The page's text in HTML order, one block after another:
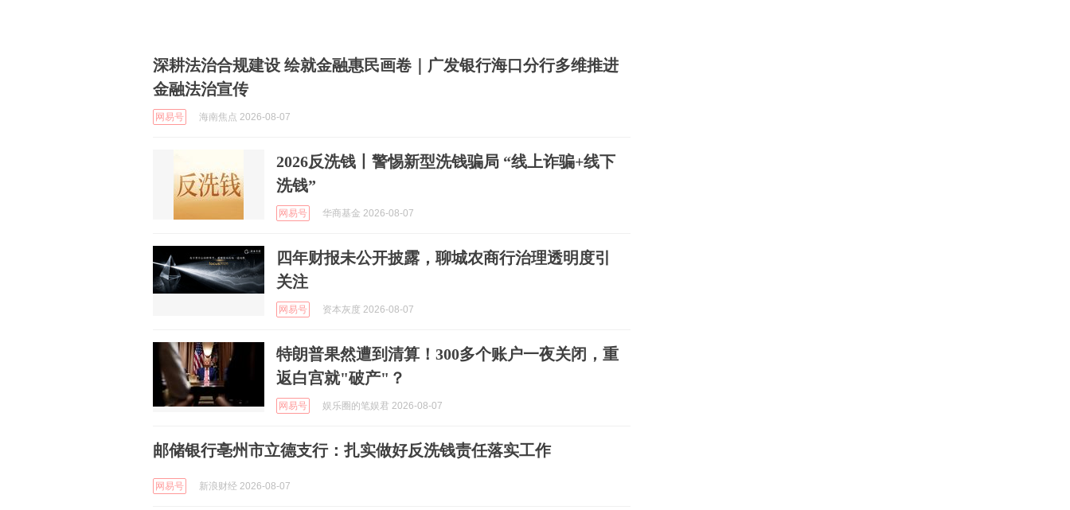
深耕法治合规建设 绘就金融惠民画卷｜广发银行海口分行多维推进
金融法治宣传
网易号 海南焦点 2026-08-07
2026反洗钱丨警惕新型洗钱骗局 “线上诈骗+线下
洗钱”
网易号 华商基金 2026-08-07
四年财报未公开披露，聊城农商行治理透明度引
关注
网易号 资本灰度 2026-08-07
特朗普果然遭到清算！300多个账户一夜关闭，重
返白宫就"破产"？
网易号 娱乐圈的笔娱君 2026-08-07
邮储银行亳州市立德支行：扎实做好反洗钱责任落实工作
网易号 新浪财经 2026-08-07